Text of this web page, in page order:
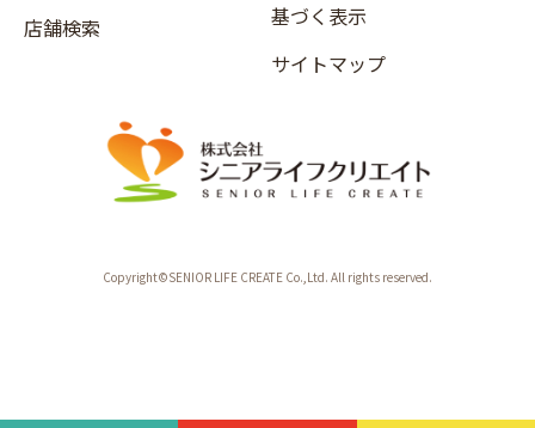
店舗検索
基づく表示
サイトマップ
Copyright©SENIOR LIFE CREATE Co.,Ltd. All rights reserved.